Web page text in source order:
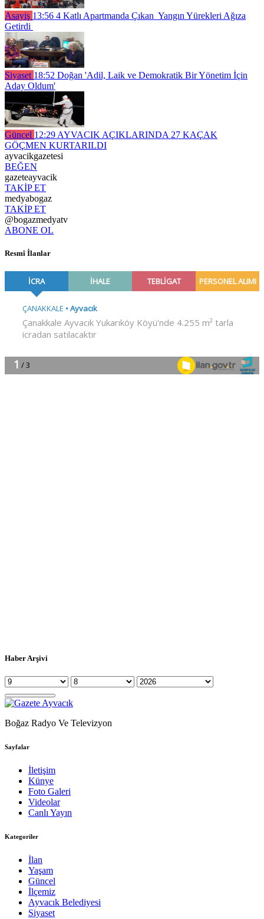
Asayiş 13:56 4 Katlı Apartmanda Çıkan Yangın Yürekleri Ağıza
Getirdi
Siyaset 18:52 Doğan 'Adil, Laik ve Demokratik Bir Yönetim İçin
Aday Oldum'
Güncel 12:29 AYVACIK AÇIKLARINDA 27 KAÇAK
GÖÇMEN KURTARILDI
ayvacikgazetesi
BEĞEN
gazeteayvacik
TAKİP ET
medyabogaz
TAKİP ET
@bogazmedyatv
ABONE OL
Resmî İlanlar
Haber Arşivi
Boğaz Radyo Ve Televizyon
Sayfalar
İletişim
Künye
Foto Galeri
Videolar
Canlı Yayın
Kategoriler
İlan
Yaşam
Güncel
İlçemiz
Ayvacık Belediyesi
Siyaset